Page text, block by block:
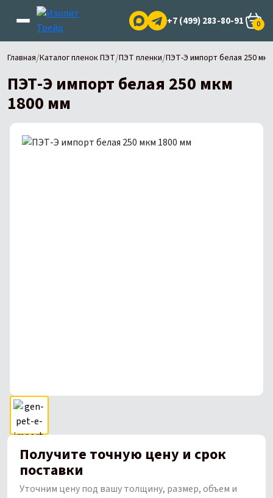
+7 (499) 283-80-91 0
Главная/Каталог пленок ПЭТ/ПЭТ пленки/ПЭТ-Э импорт белая 250
ПЭТ-Э импорт белая 250 мкм
1800 мм
Получите точную цену и срок
поставки
Уточним цену под вашу толщину, размер, объем и